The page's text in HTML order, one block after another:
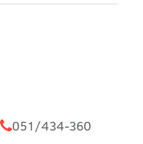
051/434-360